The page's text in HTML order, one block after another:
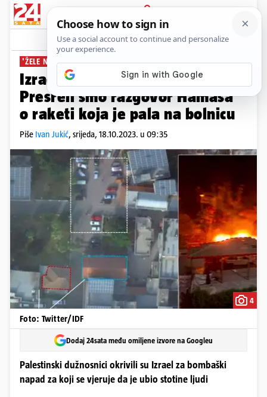
PRIJAVA
News Komentari
'ŽELE NAS OKRIVITI'
Izrael objavio novu snimku:
Presreli smo razgovor Hamasa
o raketi koja je pala na bolnicu
Piše Ivan Jukić, srijeda, 18.10.2023. u 09:35
4
Foto: Twitter/IDF
Dodaj 24sata među omiljene izvore na Googleu
Palestinski dužnosnici okrivili su Izrael za bombaški
napad za koji se vjeruje da je ubio stotine ljudi